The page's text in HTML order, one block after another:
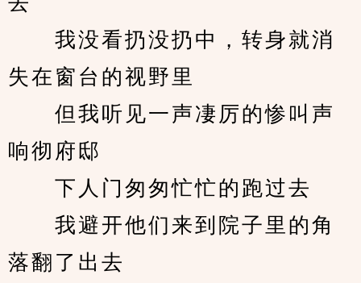
我没看扔没扔中，转身就消
失在窗台的视野里
但我听见一声凄厉的惨叫声
响彻府邸
下人门匆匆忙忙的跑过去
我避开他们来到院子里的角
落翻了出去